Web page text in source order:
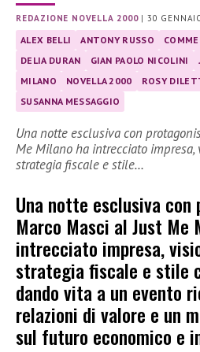
REDAZIONE NOVELLA 2000|30
ALEX BELLI ANTONY RUSSO
DELIA DURAN
GIAN PAOLO NICOLINI
MILANO
NOVELLA 2000
ROSY
SUSANNA MESSAGGIO
Una notte esclusiva con
Me Milano ha intrecciato
strategia fiscale e stile…
Una notte esclusiva
Marco Masci al Just Me
intrecciato impresa,
strategia fiscale e stile
dando vita a un evento
relazioni di valore e un
sul futuro economico e